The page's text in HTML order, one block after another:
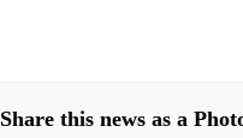
Share this news as a